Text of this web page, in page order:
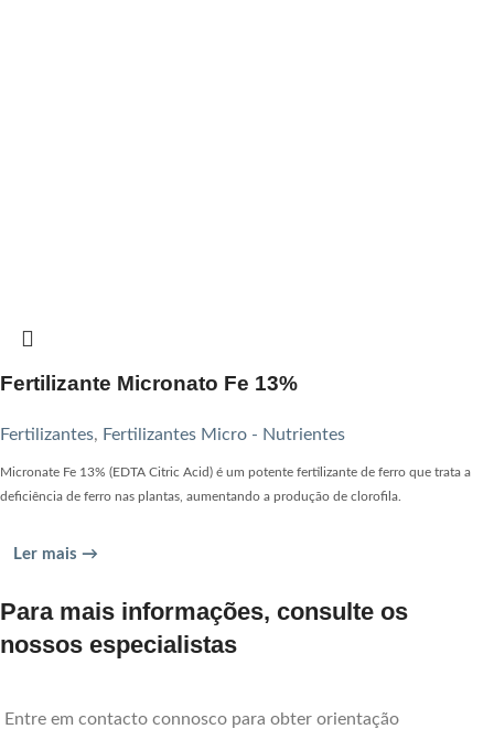
Fertilizante Micronato Fe 13%
Fertilizantes, Fertilizantes Micro - Nutrientes
Micronate Fe 13% (EDTA Citric Acid) é um potente fertilizante de ferro que trata a
deficiência de ferro nas plantas, aumentando a produção de clorofila.
Ler mais →
Para mais informações, consulte os
nossos especialistas
Entre em contacto connosco para obter orientação